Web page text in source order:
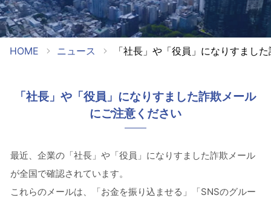
HOME ニュース 「社長」や「役員」になりすまし
「社長」や「役員」になりすました詐欺メール
にご注意ください
最近、企業の「社長」や「役員」になりすました詐欺メール
が全国で確認されています。
これらのメールは、「お金を振り込ませる」「SNSのグルー